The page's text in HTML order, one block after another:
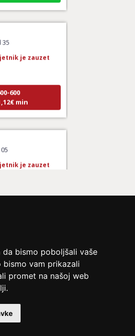
bismo poboljšali vaše
vam prikazali
promet na našoj web
600
min
je slobodan
min